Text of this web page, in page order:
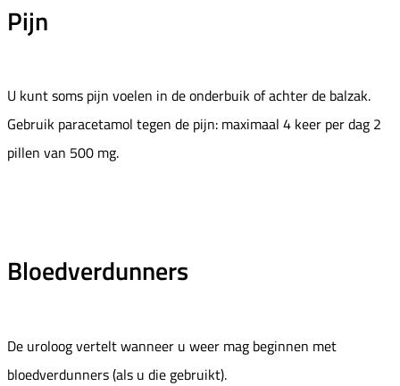
Pijn
U kunt soms pijn voelen in de onderbuik of achter de balzak.
Gebruik paracetamol tegen de pijn: maximaal 4 keer per dag 2
pillen van 500 mg.
Bloedverdunners
De uroloog vertelt wanneer u weer mag beginnen met
bloedverdunners (als u die gebruikt).